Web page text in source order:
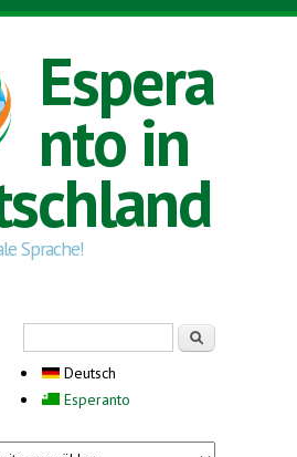
Espera
nto in
Sprache!
Deutsch
Esperanto